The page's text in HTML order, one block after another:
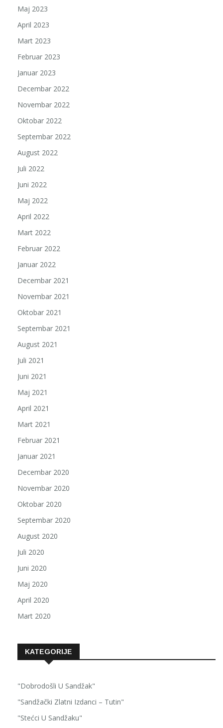
Maj 2023
April 2023
Mart 2023
Februar 2023
Januar 2023
Decembar 2022
Novembar 2022
Oktobar 2022
Septembar 2022
August 2022
Juli 2022
Juni 2022
Maj 2022
April 2022
Mart 2022
Februar 2022
Januar 2022
Decembar 2021
Novembar 2021
Oktobar 2021
Septembar 2021
August 2021
Juli 2021
Juni 2021
Maj 2021
April 2021
Mart 2021
Februar 2021
Januar 2021
Decembar 2020
Novembar 2020
Oktobar 2020
Septembar 2020
August 2020
Juli 2020
Juni 2020
Maj 2020
April 2020
Mart 2020
KATEGORIJE
"Dobrodošli U Sandžak"
"Sandžački Zlatni Izdanci – Tutin"
"Stećci U Sandžaku"